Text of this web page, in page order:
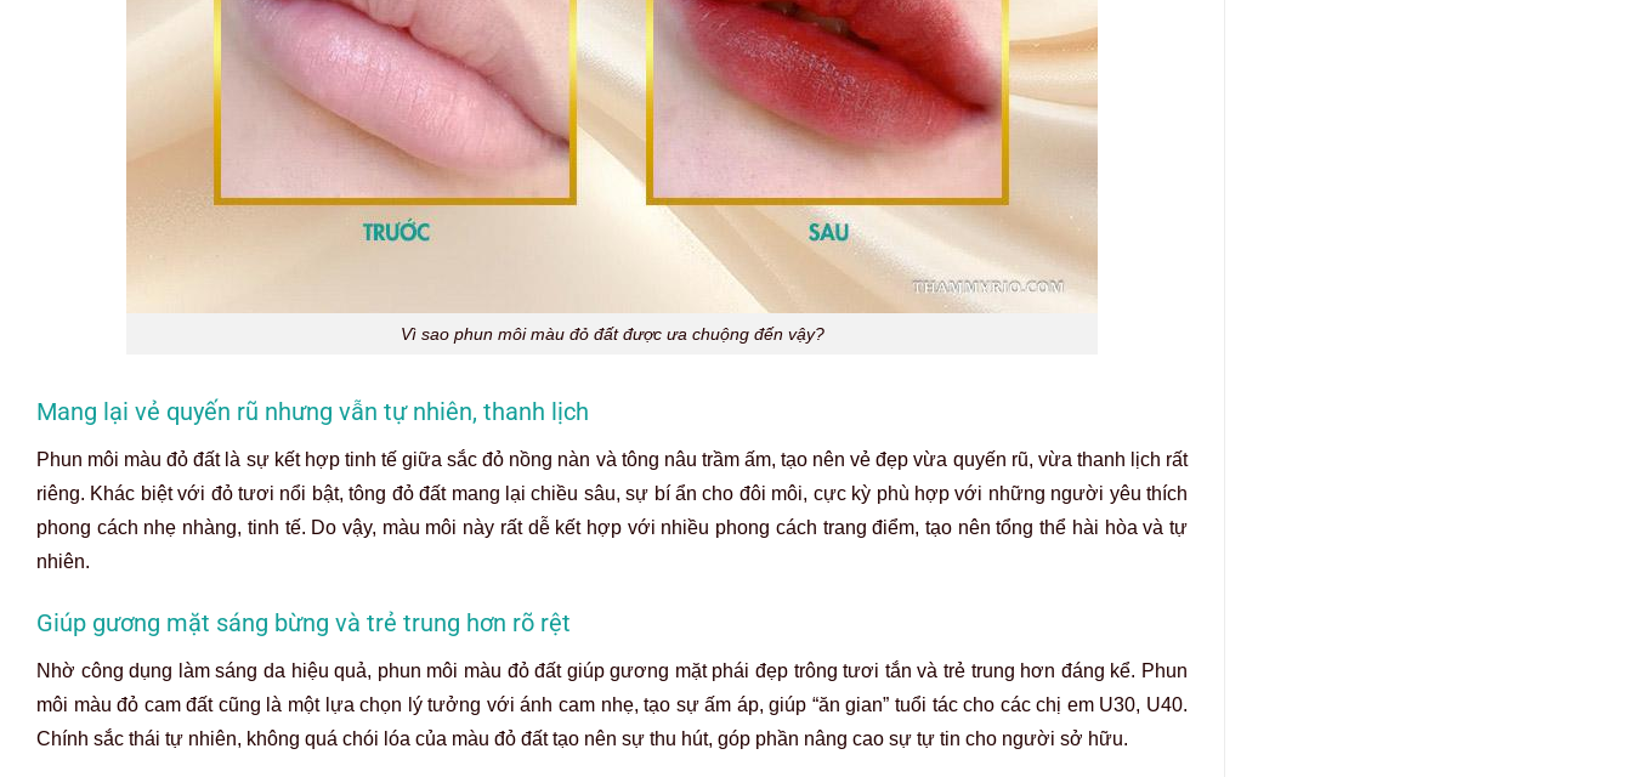
Vì sao phun môi màu đỏ đất được ưa chuộng đến vậy?
Mang lại vẻ quyến rũ nhưng vẫn tự nhiên, thanh lịch
Phun môi màu đỏ đất là sự kết hợp tinh tế giữa sắc đỏ nồng nàn và tông nâu trầm ấm, tạo nên vẻ đẹp vừa quyến rũ, vừa thanh lịch rất
riêng. Khác biệt với đỏ tươi nổi bật, tông đỏ đất mang lại chiều sâu, sự bí ẩn cho đôi môi, cực kỳ phù hợp với những người yêu thích
phong cách nhẹ nhàng, tinh tế. Do vậy, màu môi này rất dễ kết hợp với nhiều phong cách trang điểm, tạo nên tổng thể hài hòa và tự
nhiên.
Giúp gương mặt sáng bừng và trẻ trung hơn rõ rệt
Nhờ công dụng làm sáng da hiệu quả, phun môi màu đỏ đất giúp gương mặt phái đẹp trông tươi tắn và trẻ trung hơn đáng kể. Phun
môi màu đỏ cam đất cũng là một lựa chọn lý tưởng với ánh cam nhẹ, tạo sự ấm áp, giúp “ăn gian” tuổi tác cho các chị em U30, U40.
Chính sắc thái tự nhiên, không quá chói lóa của màu đỏ đất tạo nên sự thu hút, góp phần nâng cao sự tự tin cho người sở hữu.